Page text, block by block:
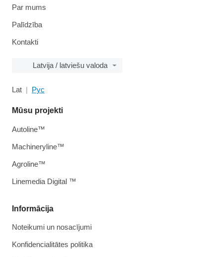
Par mums
Palīdzība
Kontakti
Latvija / latviešu valoda
Lat Рус
Informācija
Noteikumi un nosacījumi
Konfidencialitātes politika
Mūsu projekti
Autoline™
Machineryline™
Agroline™
Linemedia Digital ™